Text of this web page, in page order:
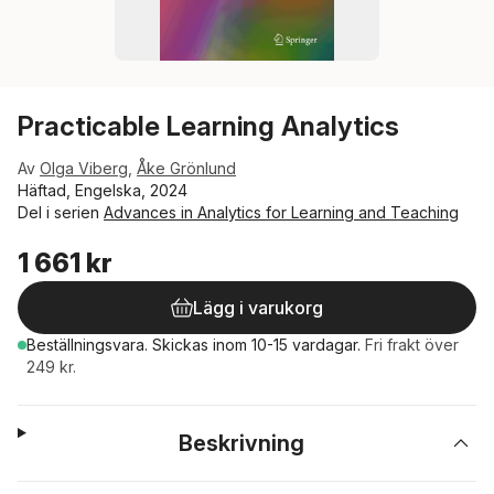
Practicable Learning Analytics
Av Olga Viberg Åke Grönlund
Häftad, Engelska, 2024
Del i serien Advances in Analytics for Learning and Teaching
1 661 kr
Lägg i varukorg
Beställningsvara. Skickas inom 10-15 vardagar. Fri frakt över
249 kr.
Beskrivning